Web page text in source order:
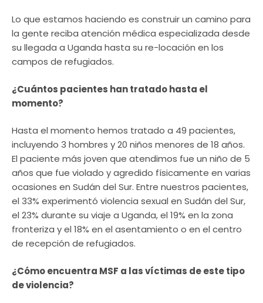
Lo que estamos haciendo es construir un camino para
la gente reciba atención médica especializada desde
su llegada a Uganda hasta su re-locación en los
campos de refugiados.
¿Cuántos pacientes han tratado hasta el
momento?
Hasta el momento hemos tratado a 49 pacientes,
incluyendo 3 hombres y 20 niños menores de 18 años.
El paciente más joven que atendimos fue un niño de 5
años que fue violado y agredido físicamente en varias
ocasiones en Sudán del Sur. Entre nuestros pacientes,
el 33% experimentó violencia sexual en Sudán del Sur,
el 23% durante su viaje a Uganda, el 19% en la zona
fronteriza y el 18% en el asentamiento o en el centro
de recepción de refugiados.
¿Cómo encuentra MSF a las víctimas de este tipo
de violencia?